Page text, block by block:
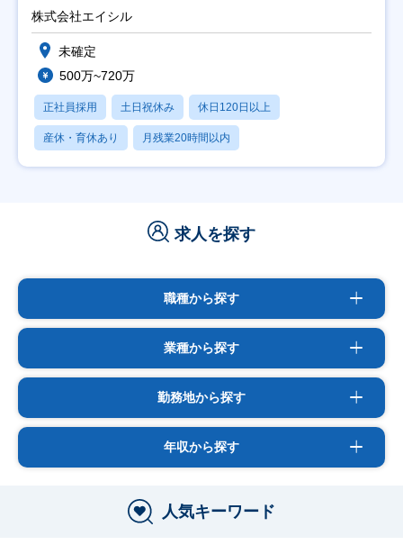
株式会社エイシル
未確定
500万~720万
正社員採用 土日祝休み 休日120日以上
産休・育休あり 月残業20時間以内
求人を探す
職種から探す
業種から探す
勤務地から探す
年収から探す
人気キーワード